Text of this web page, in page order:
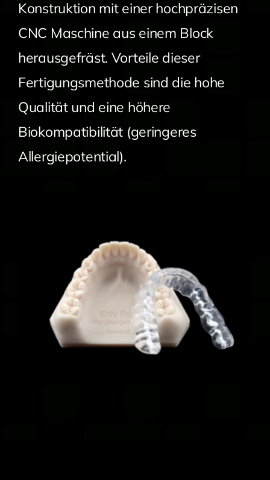
Konstruktion mit einer hochpräzisen
CNC Maschine aus einem Block
herausgefräst. Vorteile dieser
Fertigungsmethode sind die hohe
Qualität und eine höhere
Biokompatibilität (geringeres
Allergiepotential).